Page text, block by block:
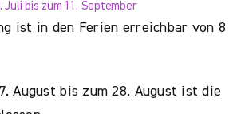
Juli bis zum 11. September
ist in den Ferien erreichbar von 8
August bis zum 28. August ist die